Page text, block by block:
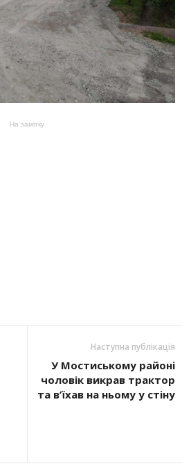
На замітку
Наступна публікація
У Мостиському районі
чоловік викрав трактор
та в’їхав на ньому у стіну